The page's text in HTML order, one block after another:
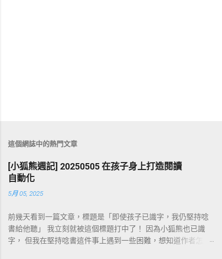
這個網誌中的熱門文章
[小狐熊週記] 20250505 在孩子身上打造閱讀
自動化
5月 05, 2025
前幾天看到一篇文章，標題是「即使孩子已識字，我仍堅持唸
書給他聽」 我立刻就被這個標題打中了！ 因為小狐熊也已識
字， 但我在堅持唸書這件事上遇到一些困難，想知道作者怎麼